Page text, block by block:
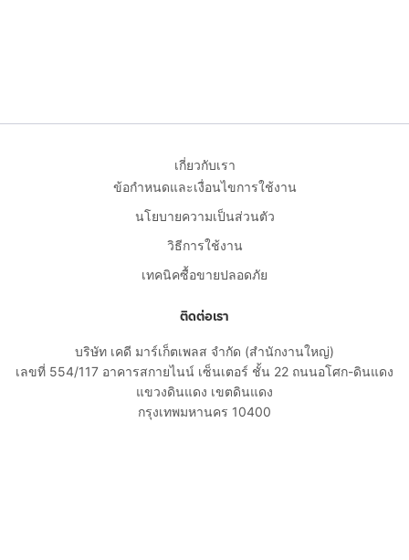
เกี่ยวกับเรา
ข้อกำหนดและเงื่อนไขการใช้งาน
นโยบายความเป็นส่วนตัว
วิธีการใช้งาน
เทคนิคซื้อขายปลอดภัย
ติดต่อเรา
บริษัท เคดี มาร์เก็ตเพลส จำกัด (สำนักงานใหญ่)
เลขที่ 554/117 อาคารสกายไนน์ เซ็นเตอร์ ชั้น 22 ถนนอโศก-ดินแดง
แขวงดินแดง เขตดินแดง
กรุงเทพมหานคร 10400